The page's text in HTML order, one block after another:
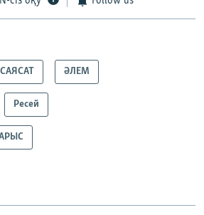
САЯСАТ ӘЛЕМ
Ресей